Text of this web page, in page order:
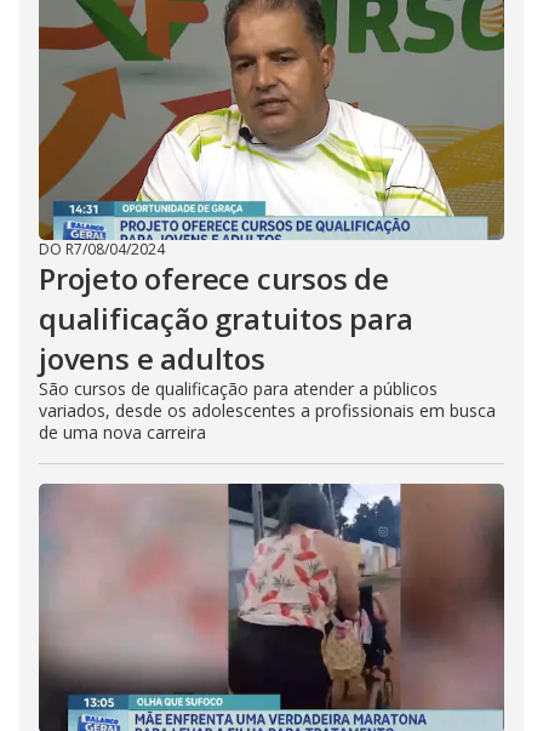
DO R7/08/04/2024
Projeto oferece cursos de
qualificação gratuitos para
jovens e adultos
São cursos de qualificação para atender a públicos
variados, desde os adolescentes a profissionais em busca
de uma nova carreira